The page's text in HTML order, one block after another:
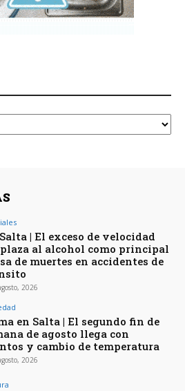
| El exceso de velocidad
al alcohol como principal
de muertes en accidentes de
2026
en Salta | El segundo fin de
de agosto llega con
y cambio de temperatura
2026